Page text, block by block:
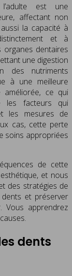
est une
affectant non
la capacité à
et à
dentaires
une digestion
des nutriments
à une meilleure
ce qui
les facteurs qui
les mesures de
cas, cette perte
soins appropriées
de cette
et nous
des stratégies de
et préserver
apprendrez
dents